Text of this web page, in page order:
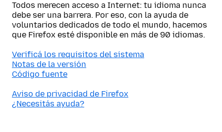
Todos merecen acceso a Internet: tu idioma nunca
debe ser una barrera. Por eso, con la ayuda de
voluntarios dedicados de todo el mundo, hacemos
que Firefox esté disponible en más de 90 idiomas.
Verificá los requisitos del sistema
Notas de la versión
Código fuente
Aviso de privacidad de Firefox
¿Necesitás ayuda?